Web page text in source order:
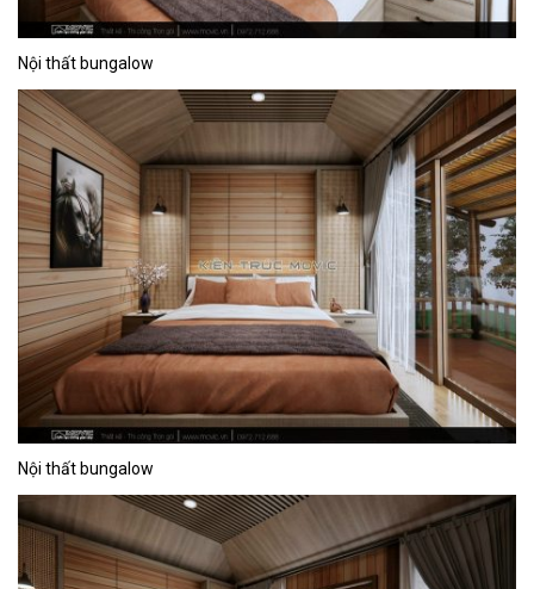
Nội thất bungalow
Nội thất bungalow